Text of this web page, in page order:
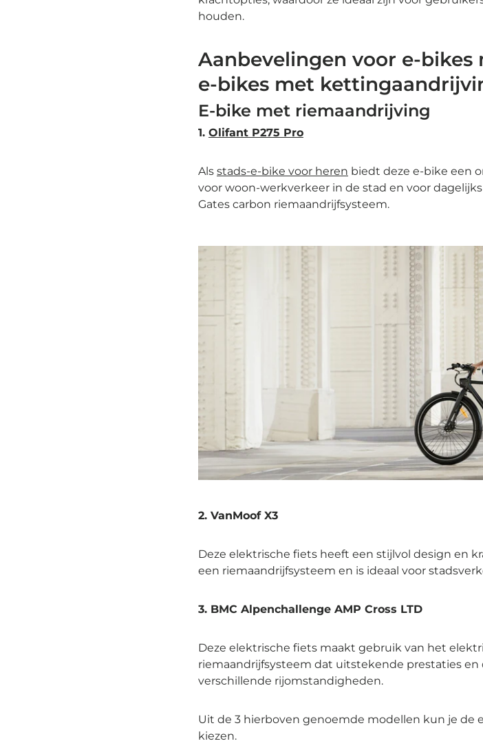
houden.
Aanbevelingen voor e-
e-bikes met
E-bike met riemaandrijving
1. Olifant P275 Pro
Als stads-e-bike voor heren biedt deze e-bike een
voor woon-werkverkeer in de stad en voor
Gates carbon riemaandrijfsysteem.
2. VanMoof X3
Deze elektrische fiets heeft een stijlvol design en
een riemaandrijfsysteem en is ideaal voor
3. BMC Alpenchallenge AMP Cross LTD
Deze elektrische fiets maakt gebruik van het
riemaandrijfsysteem dat uitstekende prestaties
verschillende rijomstandigheden.
Uit de 3 hierboven genoemde modellen kun je de
kiezen.